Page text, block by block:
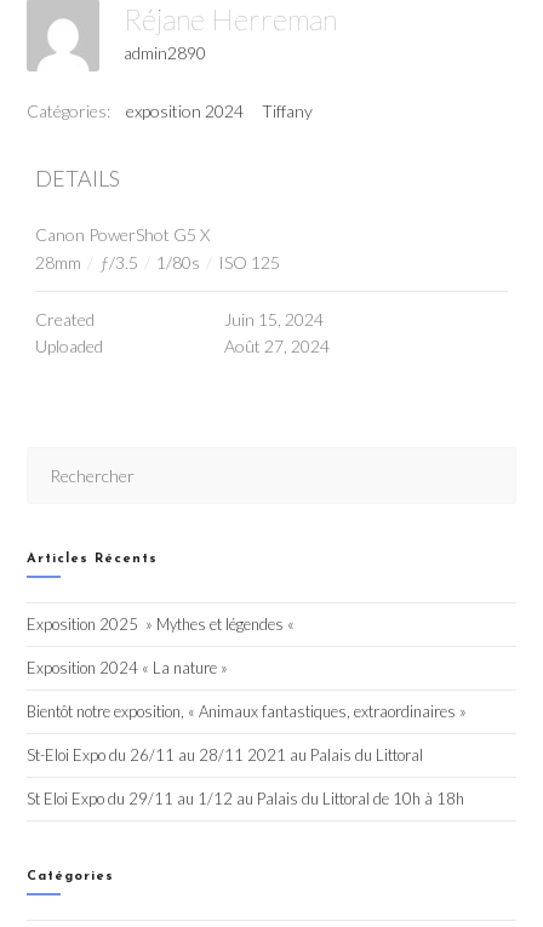
Réjane Herreman
admin2890
Catégories: exposition 2024 Tiffany
DETAILS
Canon PowerShot G5 X
28mm / ƒ/3.5 / 1/80s / ISO 125
Created
Juin 15, 2024
Uploaded
Août 27, 2024
Articles Récents
Exposition 2025 » Mythes et légendes «
Exposition 2024 « La nature »
Bientôt notre exposition, « Animaux fantastiques, extraordinaires »
St-Eloi Expo du 26/11 au 28/11 2021 au Palais du Littoral
St Eloi Expo du 29/11 au 1/12 au Palais du Littoral de 10h à 18h
Catégories